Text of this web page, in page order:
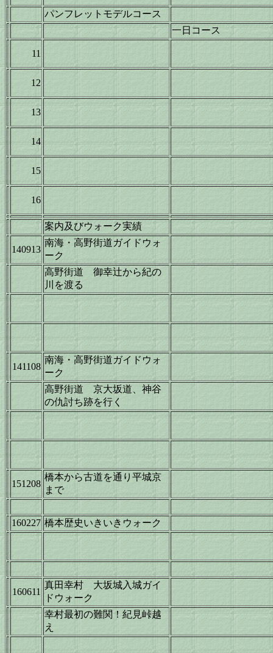
パンフレットモデルコース
一日コース
11
12
13
14
15
16
案内及びウォーク実績
140913
南海・高野街道ガイドウォ
ーク
高野街道 御幸辻から紀の
川を渡る
141108
南海・高野街道ガイドウォ
ーク
高野街道 京大坂道、神谷
の仇討ち跡を行く
151208
橋本から古道を通り平城京
まで
160227 橋本歴史いきいきウォーク
160611
真田幸村 大坂城入城ガイ
ドウォーク
幸村最初の難関！紀見峠越
え